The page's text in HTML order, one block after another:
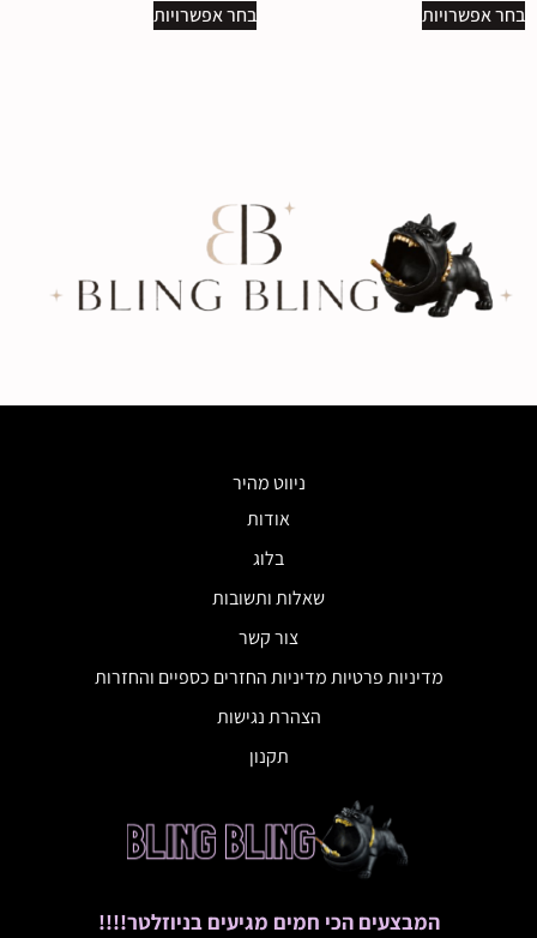
בחר אפשרויות בחר אפשרויות
ניווט מהיר
אודות
בלוג
שאלות ותשובות
צור קשר
מדיניות פרטיות מדיניות החזרים כספיים והחזרות
הצהרת נגישות
תקנון
המבצעים הכי חמים מגיעים בניוזלטר!!!!